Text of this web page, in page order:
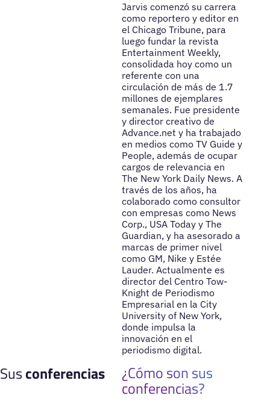
Jarvis comenzó su carrera
como reportero y editor en
el Chicago Tribune, para
luego fundar la revista
Entertainment Weekly,
consolidada hoy como un
referente con una
circulación de más de 1.7
millones de ejemplares
semanales. Fue presidente
y director creativo de
Advance.net y ha trabajado
en medios como TV Guide y
People, además de ocupar
cargos de relevancia en
The New York Daily News. A
través de los años, ha
colaborado como consultor
con empresas como News
Corp., USA Today y The
Guardian, y ha asesorado a
marcas de primer nivel
como GM, Nike y Estée
Lauder. Actualmente es
director del Centro Tow-
Knight de Periodismo
Empresarial en la City
University of New York,
donde impulsa la
innovación en el
periodismo digital.
Susconferencias ¿Cómo son sus
conferencias?